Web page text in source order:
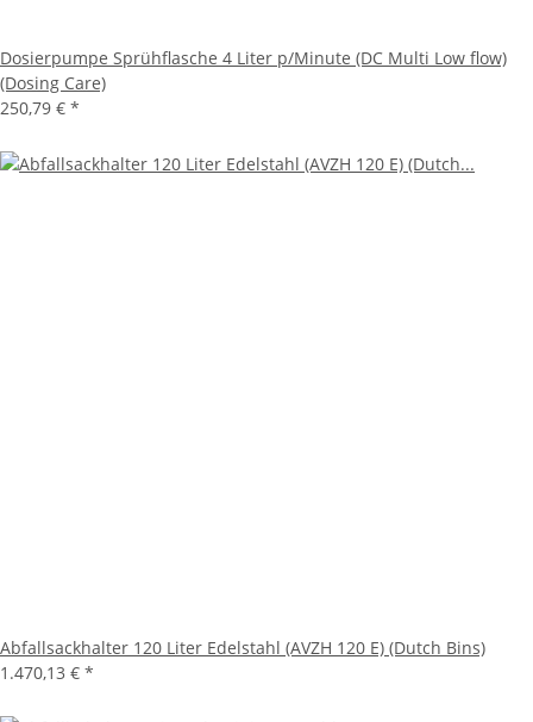
Dosierpumpe Sprühflasche 4 Liter p/Minute (DC Multi Low flow)
(Dosing Care)
250,79 € *
Abfallsackhalter 120 Liter Edelstahl (AVZH 120 E) (Dutch Bins)
1.470,13 € *